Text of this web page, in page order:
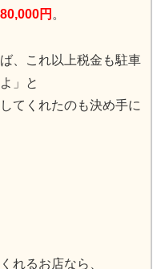
80,000円 。
、これ以上税金も駐車
」と
てくれたのも決め手に
れるお店なら、